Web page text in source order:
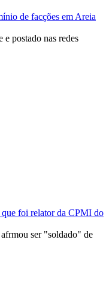
de facções em Areia
postado nas redes
foi relator da CPMI do
ser "soldado" de